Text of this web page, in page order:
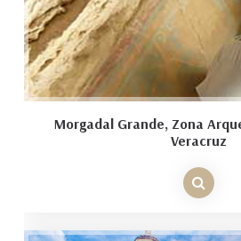
Morgadal Grande, Zona
Veracruz